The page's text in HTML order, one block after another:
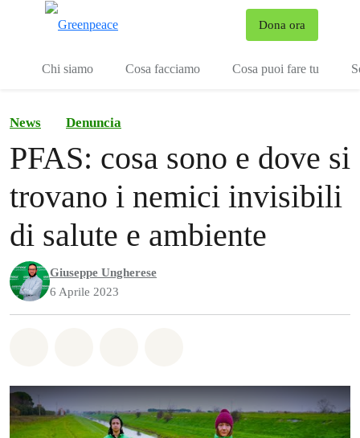
Dona ora
Chi siamo Cosa facciamo Cosa puoi fare tu
News Denuncia
PFAS: cosa sono e dove si
trovano i nemici invisibili
di salute e ambiente
Giuseppe Ungherese
6 Aprile 2023